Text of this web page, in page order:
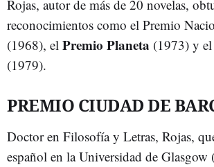
Rojas, autor de más de 20 novelas,
reconocimientos como el Premio
(1968), el Premio Planeta (1973) y
(1979).
PREMIO CIUDAD DE
Doctor en Filosofía y Letras, Rojas,
español en la Universidad de Glasgow